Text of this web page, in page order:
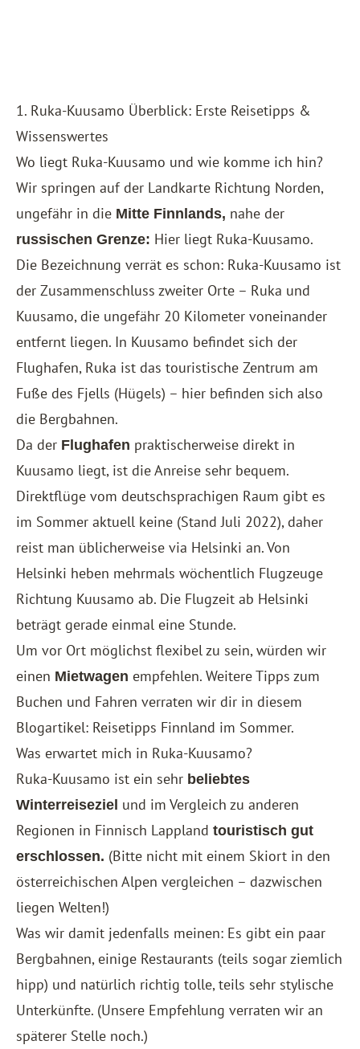
1. Ruka-Kuusamo Überblick: Erste Reisetipps &
Wissenswertes
Wo liegt Ruka-Kuusamo und wie komme ich hin?
Wir springen auf der Landkarte Richtung Norden,
ungefähr in die Mitte Finnlands, nahe der
russischen Grenze: Hier liegt Ruka-Kuusamo.
Die Bezeichnung verrät es schon: Ruka-Kuusamo ist
der Zusammenschluss zweiter Orte – Ruka und
Kuusamo, die ungefähr 20 Kilometer voneinander
entfernt liegen. In Kuusamo befindet sich der
Flughafen, Ruka ist das touristische Zentrum am
Fuße des Fjells (Hügels) – hier befinden sich also
die Bergbahnen.
Da der Flughafen praktischerweise direkt in
Kuusamo liegt, ist die Anreise sehr bequem.
Direktflüge vom deutschsprachigen Raum gibt es
im Sommer aktuell keine (Stand Juli 2022), daher
reist man üblicherweise via Helsinki an. Von
Helsinki heben mehrmals wöchentlich Flugzeuge
Richtung Kuusamo ab. Die Flugzeit ab Helsinki
beträgt gerade einmal eine Stunde.
Um vor Ort möglichst flexibel zu sein, würden wir
einen Mietwagen empfehlen. Weitere Tipps zum
Buchen und Fahren verraten wir dir in diesem
Blogartikel: Reisetipps Finnland im Sommer.
Was erwartet mich in Ruka-Kuusamo?
Ruka-Kuusamo ist ein sehr beliebtes
Winterreiseziel und im Vergleich zu anderen
Regionen in Finnisch Lappland touristisch gut
erschlossen. (Bitte nicht mit einem Skiort in den
österreichischen Alpen vergleichen – dazwischen
liegen Welten!)
Was wir damit jedenfalls meinen: Es gibt ein paar
Bergbahnen, einige Restaurants (teils sogar ziemlich
hipp) und natürlich richtig tolle, teils sehr stylische
Unterkünfte. (Unsere Empfehlung verraten wir an
späterer Stelle noch.)